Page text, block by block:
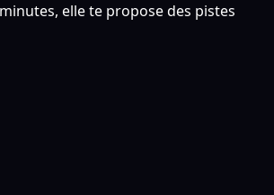
elle te propose des pistes